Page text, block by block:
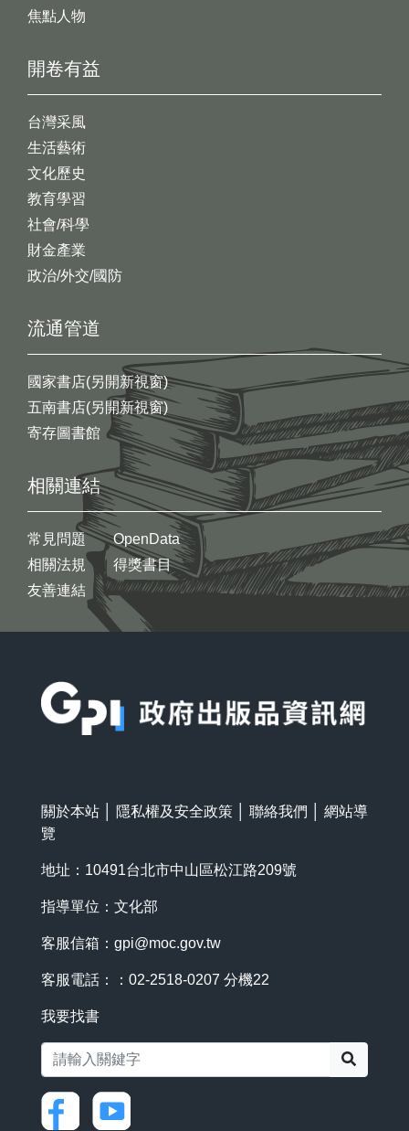
開卷有益
台灣采風
生活藝術
文化歷史
教育學習
社會/科學
財金產業
政治/外交/國防
焦點人物
流通管道
國家書店(另開新視窗)
五南書店(另開新視窗)
寄存圖書館
相關連結
常見問題
相關法規
友善連結
OpenData
得獎書目
關於本站 隱私權及安全政策 聯絡我們
網站導
覽
地址：10491台北市中山區松江路209號
指導單位：文化部
客服信箱： gpi@moc.gov.tw
客服電話：：02-2518-0207 分機22
我要找書